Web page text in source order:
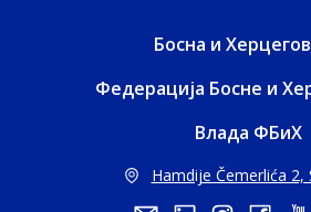
Босна и
Федерација Босне и
Влада ФБиХ
Hamdije Čemerlića 2,